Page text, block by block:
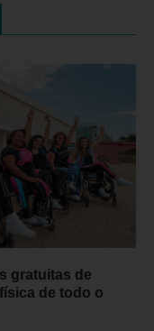
gratuitas de
de todo o